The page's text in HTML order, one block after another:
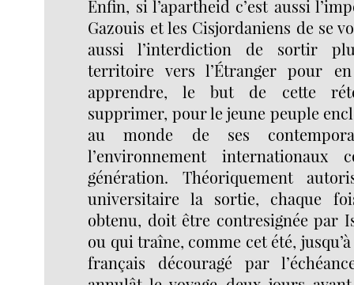
Enfin, si l’apartheid c’est aussi
Gazouis et les Cisjordaniens de se
aussi l’interdiction de sortir
territoire vers l’Étranger pour
apprendre, le but de cette
supprimer, pour le jeune peuple
au monde de ses
l’environnement internationaux
génération. Théoriquement
universitaire la sortie, chaque
obtenu, doit être contresignée par
ou qui traîne, comme cet été,
français découragé par